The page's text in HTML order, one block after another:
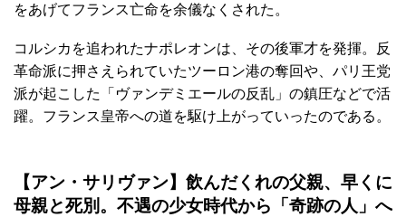
をあげてフランス亡命を余儀なくされた。
コルシカを追われたナポレオンは、その後軍才を発揮。反
革命派に押さえられていたツーロン港の奪回や、パリ王党
派が起こした「ヴァンデミエールの反乱」の鎮圧などで活
躍。フランス皇帝への道を駆け上がっていったのである。
【アン・サリヴァン】飲んだくれの父親、早くに
母親と死別。不遇の少女時代から「奇跡の人」へ